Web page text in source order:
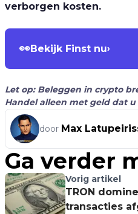
verborgen kosten.
👀Bekijk Finst nu›
Let op: Beleggen in crypto
Handel alleen met geld dat
door Max
Ga verder
Vorig artikel
TRON
transacties